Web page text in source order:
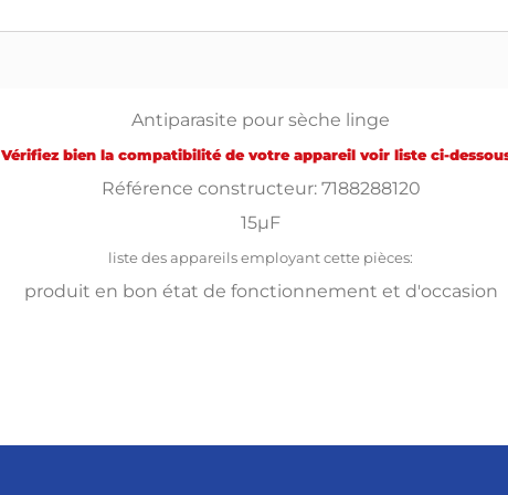
Antiparasite pour sèche linge
Vérifiez bien la compatibilité de votre appareil voir liste ci-
Référence constructeur: 7188288120
15µF
liste des appareils employant cette pièces:
produit en bon état de fonctionnement et d'occasion